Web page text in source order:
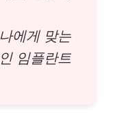
에게 맞는
임플란트